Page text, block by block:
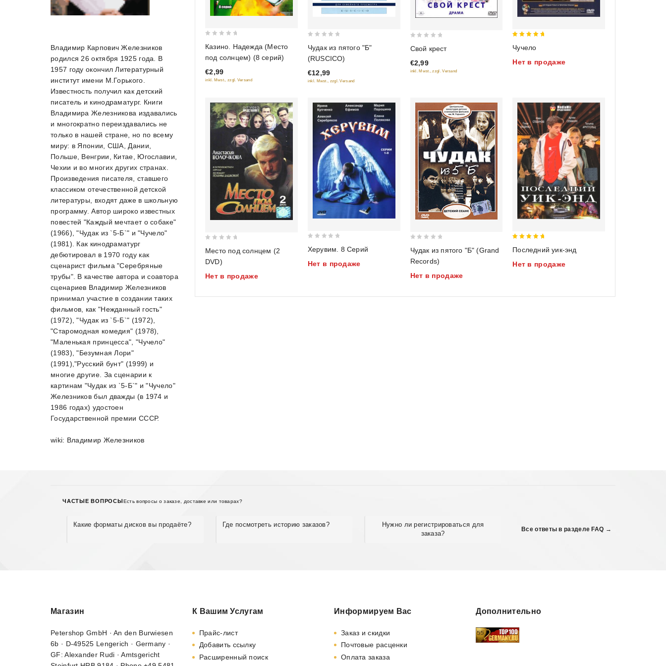
of
5
Казино. Надежда (Место
под солнцем) (8 серий)
€2,99
inkl. Mwst., zzgl. Versand
out
of
5
Чудак из пятого "Б"
(RUSCICO)
€12,99
inkl. Mwst., zzgl. Versand
of
5
Свой крест
€2,99
inkl. Mwst., zzgl. Versand
out of 5
Чучело
Нет в продаже
of
5
Место под солнцем (2
DVD)
Нет в продаже
out
of
Херувим. 8 Серий
Нет в продаже
out
of
5
Чудак из пятого "Б" (Grand
Records)
Нет в продаже
out of 5
Последний уик-энд
Нет в продаже
Владимир Карпович Железников
родился 26 октября 1925 года. В
1957 году окончил Литературный
институт имени М.Горького.
Известность получил как детский
писатель и кинодраматург. Книги
Владимира Железникова издавались
и многократно переиздавались не
только в нашей стране, но по всему
миру: в Японии, США, Дании,
Польше, Венгрии, Китае, Югославии,
Чехии и во многих других странах.
Произведения писателя, ставшего
классиком отечественной детской
литературы, входят даже в школьную
программу. Автор широко известных
повестей "Каждый мечтает о собаке"
(1966), "Чудак из `5-Б`" и "Чучело"
(1981). Как кинодраматург
дебютировал в 1970 году как
сценарист фильма "Серебряные
трубы". В качестве автора и соавтора
сценариев Владимир Железников
принимал участие в создании таких
фильмов, как "Нежданный гость"
(1972), "Чудак из `5-Б`" (1972),
"Старомодная комедия" (1978),
"Маленькая принцесса", "Чучело"
(1983), "Безумная Лори"
(1991),"Русский бунт" (1999) и
многие другие. За сценарии к
картинам "Чудак из `5-Б`" и "Чучело"
Железников был дважды (в 1974 и
1986 годах) удостоен
Государственной премии СССР.
wiki: Владимир Железников
ЧАСТЫЕ ВОПРОСЫЕсть вопросы о заказе, доставке или товарах?
Какие форматы дисков вы продаёте? Где посмотреть историю заказов?
Нужно ли регистрироваться для
заказа?
Все ответы в разделе FAQ →
Магазин
Petershop GmbH · An den Burwiesen
6b · D-49525 Lengerich · Germany ·
GF: Alexander Rudi · Amtsgericht
К Вашим Услугам
Прайс-лист
Добавить ссылку
Расширенный поиск
Информируем Вас
Заказ и скидки
Почтовые расценки
Оплата заказа
Дополнительно